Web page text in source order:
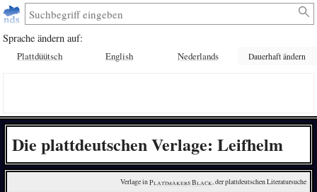
Sprache ändern auf:
Plattdüütsch English Nederlands Dauerhaft ändern
Die plattdeutschen Verlage: Leifhelm
Verlage in Plattmakers Black, der plattdeutschen Literatursuche